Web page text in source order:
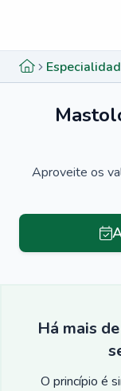
Aproveite os
Há mais
O princípio é